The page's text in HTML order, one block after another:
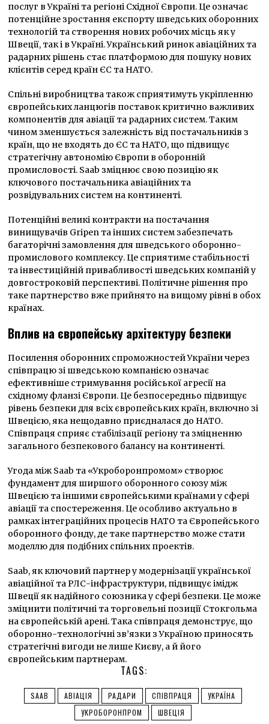
послуг в Україні та регіоні Східної Європи. Це означає
потенційне зростання експорту шведських оборонних
технологій та створення нових робочих місць як у
Швеції, так і в Україні. Український ринок авіаційних та
радарних рішень стає платформою для пошуку нових
клієнтів серед країн ЄС та НАТО.
Спільні виробництва також сприятимуть укріпленню
європейських ланцюгів поставок критично важливих
компонентів для авіації та радарних систем. Таким
чином зменшується залежність від постачальників з
країн, що не входять до ЄС та НАТО, що підвищує
стратегічну автономію Європи в оборонній
промисловості. Saab зміцнює свою позицію як
ключового постачальника авіаційних та
розвідувальних систем на континенті.
Потенційні великі контракти на постачання
винищувачів Gripen та інших систем забезпечать
багаторічні замовлення для шведського оборонно-
промислового комплексу. Це сприятиме стабільності
та інвестиційній привабливості шведських компаній у
довгостроковій перспективі. Політичне рішення про
таке партнерство вже прийнято на вищому рівні в обох
країнах.
Вплив на європейську архітектуру безпеки
Посилення оборонних спроможностей України через
співпрацю зі шведською компанією означає
ефективніше стримування російської агресії на
східному фланзі Європи. Це безпосередньо підвищує
рівень безпеки для всіх європейських країн, включно зі
Швецією, яка нещодавно приєдналася до НАТО.
Співпраця сприяє стабілізації регіону та зміцненню
загального безпекового балансу на континенті.
Угода між Saab та «Укроборонпромом» створює
фундамент для ширшого оборонного союзу між
Швецією та іншими європейськими країнами у сфері
авіації та спостереження. Це особливо актуально в
рамках інтеграційних процесів НАТО та Європейського
оборонного фонду, де таке партнерство може стати
моделлю для подібних спільних проектів.
Saab, як ключовий партнер у модернізації української
авіаційної та РЛС-інфраструктури, підвищує імідж
Швеції як надійного союзника у сфері безпеки. Це може
зміцнити політичні та торговельні позиції Стокгольма
на європейській арені. Така співпраця демонструє, що
оборонно-технологічні зв’язки з Україною приносять
стратегічні вигоди не лише Києву, а й його
європейським партнерам.
TAGS:
SAAB АВІАЦІЯ РАДАРИ СПІВПРАЦЯ
УКРАЇНА
УКРОБОРОНПРОМ
ШВЕЦІЯ